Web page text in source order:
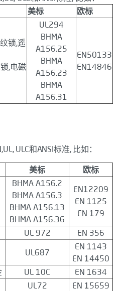
美标 欧标
锁,遥
,电磁
UL294
BHMA
A156.25
BHMA
A156.23
BHMA
A156.31
EN50133
EN14846
ULC和ANSI标准, 比如：
美标 欧标
BHMA A156.2
BHMA A156.3
BHMA A156.13
BHMA A156.36
EN12209
EN 1125
EN 179
UL 972
EN 356
UL687
EN 1143
EN 14450
UL 10C
EN 1634
UL72 EN 15659